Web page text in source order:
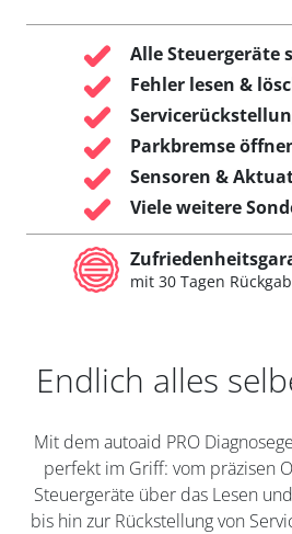
Alle Steuergeräte
Fehler lesen &
Parkbremse
Sensoren &
Viele weitere
mit 30 Tagen
Endlich alles
Mit dem autoaid PRO
perfekt im Griff: vom präzisen
Steuergeräte über das Lesen
bis hin zur Rückstellung von